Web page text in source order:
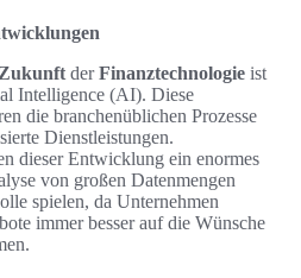
Zukunft derFinanztechnologie ist
Intelligence (AI). Diese
die branchenüblichen Prozesse
Dienstleistungen.
dieser Entwicklung ein enormes
von großen Datenmengen
spielen, da Unternehmen
immer besser auf die Wünsche